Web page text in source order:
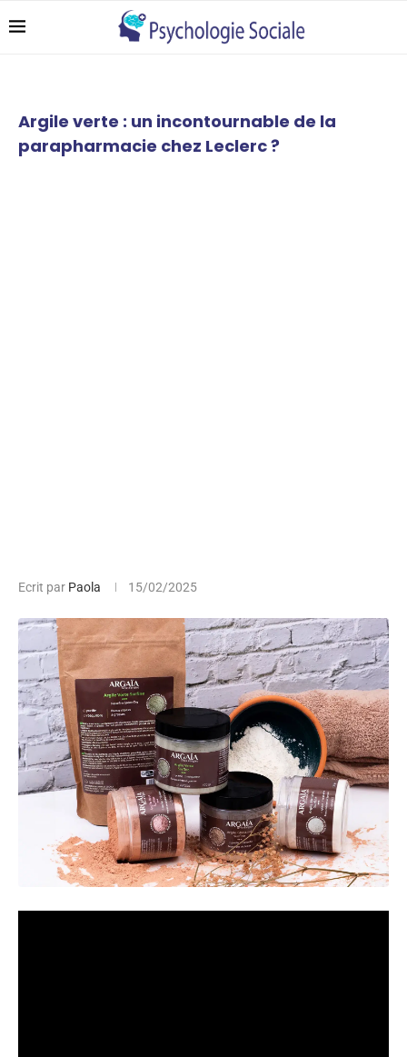
Argile verte : un incontournable de la
parapharmacie chez Leclerc ?
Ecrit par Paola 15/02/2025